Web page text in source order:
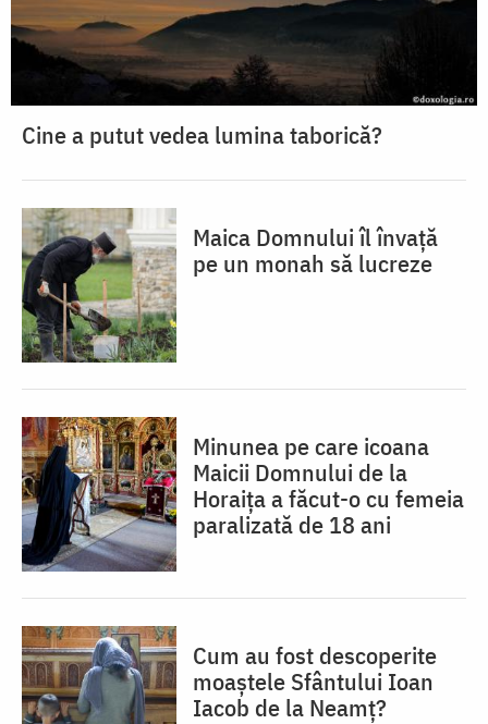
Cine a putut vedea lumina taborică?
Maica Domnului îl învață
pe un monah să lucreze
Minunea pe care icoana
Maicii Domnului de la
Horaița a făcut-o cu femeia
paralizată de 18 ani
Cum au fost descoperite
moaștele Sfântului Ioan
Iacob de la Neamț?